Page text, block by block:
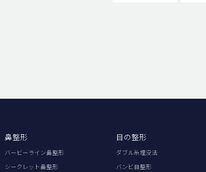
鼻整形
バービーライン鼻整形
シークレット鼻整形
目の整形
ダブル糸埋没法
バンビ目整形